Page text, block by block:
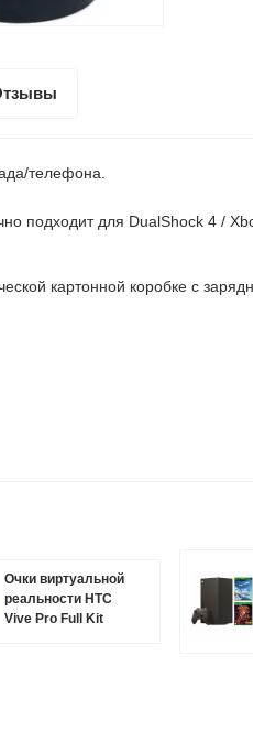
телефона.
подходит для DualShock 4 /
картонной коробке с
Очки виртуальной
реальности HTC
Vive Pro Full Kit